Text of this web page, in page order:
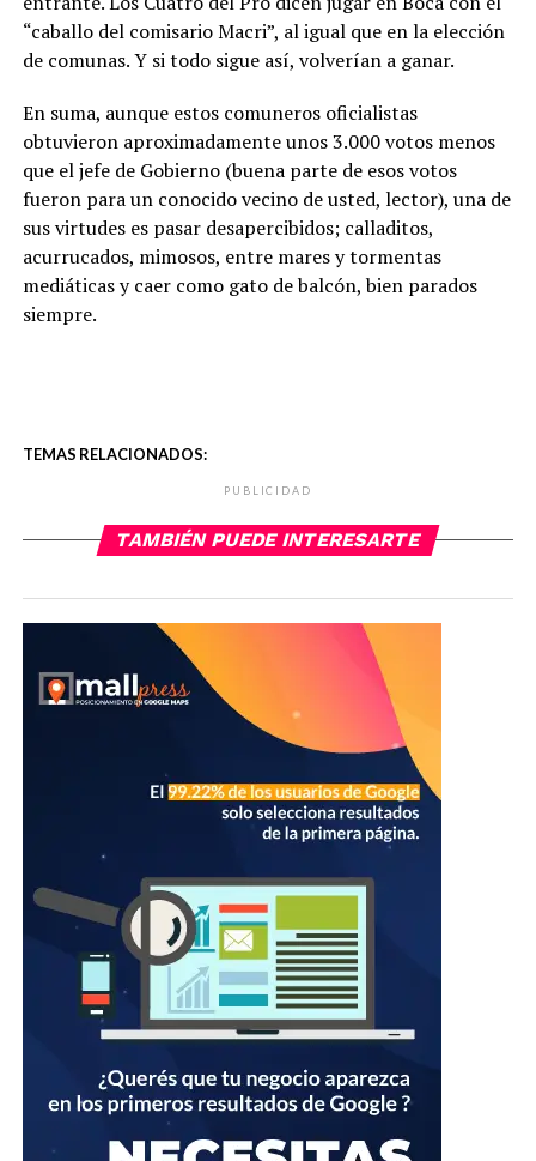
“caballo del comisario Macri”, al igual que en la elección
de comunas. Y si todo sigue así, volverían a ganar.
En suma, aunque estos comuneros oficialistas
obtuvieron aproximadamente unos 3.000 votos menos
que el jefe de Gobierno (buena parte de esos votos
fueron para un conocido vecino de usted, lector), una de
sus virtudes es pasar desapercibidos; calladitos,
acurrucados, mimosos, entre mares y tormentas
mediáticas y caer como gato de balcón, bien parados
siempre.
TEMAS RELACIONADOS:
PUBLICIDAD
TAMBIÉN PUEDE INTERESARTE